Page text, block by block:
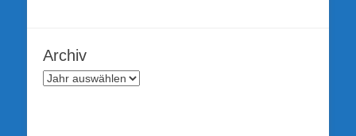
Archiv